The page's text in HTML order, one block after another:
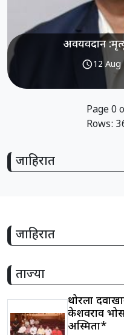
अवयवदान
schedule12 Aug
Page0
Rows:
जाहिरात
जाहिरात
ताज्या
थोरला
केशवराव
अस्मिता*